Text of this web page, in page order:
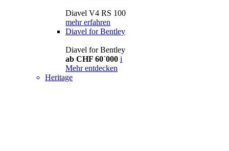
Diavel V4 RS 100
mehr erfahren
Diavel for Bentley
Diavel for Bentley
ab CHF 60´000 i
Mehr entdecken
Heritage